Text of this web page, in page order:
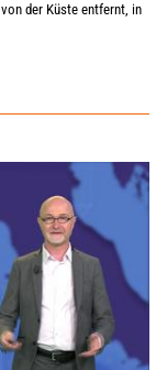
der Küste entfernt, in